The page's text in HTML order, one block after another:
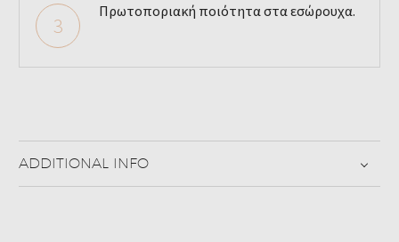
3
Πρωτοποριακή ποιότητα στα εσώρουχα.
ADDITIONAL INFO